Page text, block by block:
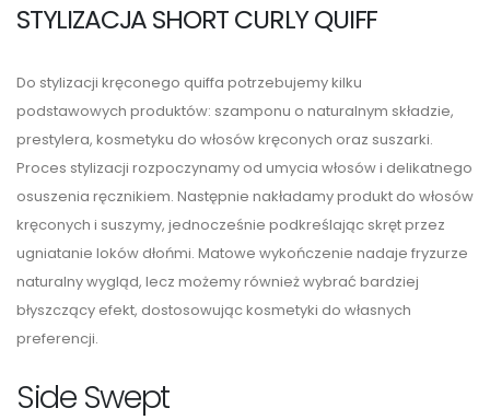
STYLIZACJA SHORT CURLY QUIFF
Do stylizacji kręconego quiffa potrzebujemy kilku
podstawowych produktów: szamponu o naturalnym składzie,
prestylera, kosmetyku do włosów kręconych oraz suszarki.
Proces stylizacji rozpoczynamy od umycia włosów i delikatnego
osuszenia ręcznikiem. Następnie nakładamy produkt do włosów
kręconych i suszymy, jednocześnie podkreślając skręt przez
ugniatanie loków dłońmi. Matowe wykończenie nadaje fryzurze
naturalny wygląd, lecz możemy również wybrać bardziej
błyszczący efekt, dostosowując kosmetyki do własnych
preferencji.
Side Swept